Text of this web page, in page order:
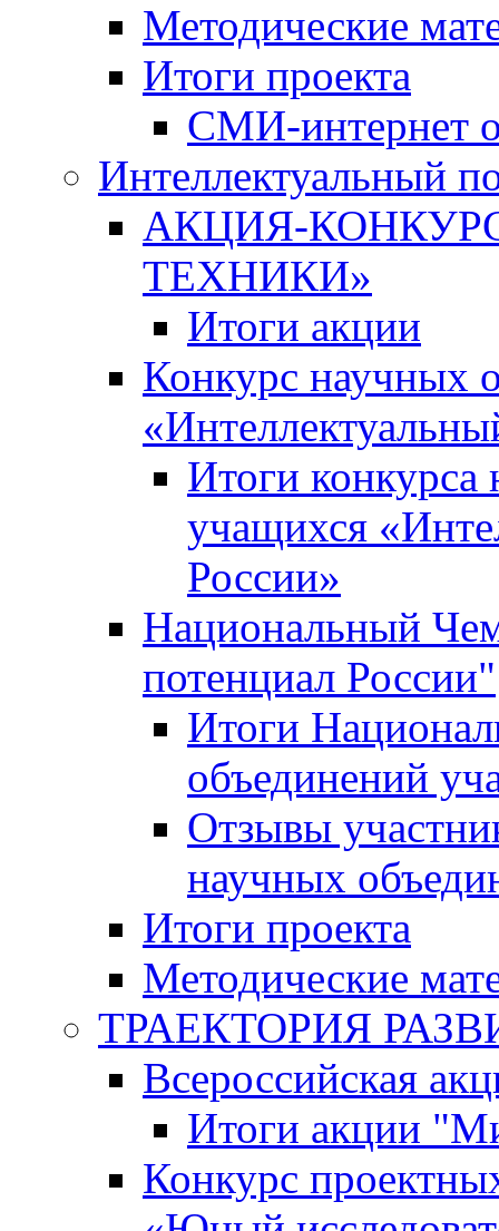
Методические
Итоги проекта
СМИ-интернет
Интеллектуальный
АКЦИЯ-
ТЕХНИКИ»
Итоги акции
Конкурс научных
Итоги
учащихся
России»
Национальный
потенциал России"
Итоги
объединений
Отзывы
научных
Итоги проекта
Методические
ТРАЕКТОРИЯ
Всероссийская
Итоги акции
Конкурс